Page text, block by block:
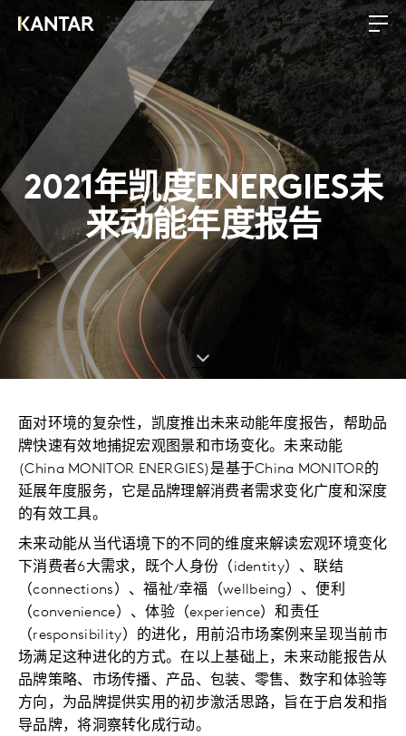
2021年凯度ENERGIES未
来动能年度报告
面对环境的复杂性，凯度推出未来动能年度报告，帮助品
牌快速有效地捕捉宏观图景和市场变化。未来动能
(China MONITOR ENERGIES)是基于China MONITOR的
延展年度服务，它是品牌理解消费者需求变化广度和深度
的有效工具。
未来动能从当代语境下的不同的维度来解读宏观环境变化
下消费者6大需求，既个人身份（identity）、联结
（connections）、福祉/幸福（wellbeing）、便利
（convenience）、体验（experience）和责任
（responsibility）的进化，用前沿市场案例来呈现当前市
场满足这种进化的方式。在以上基础上，未来动能报告从
品牌策略、市场传播、产品、包装、零售、数字和体验等
方向，为品牌提供实用的初步激活思路，旨在于启发和指
导品牌，将洞察转化成行动。